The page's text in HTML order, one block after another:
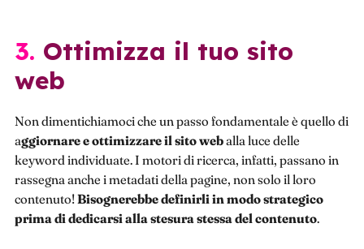
3. Ottimizza il tuo sito
web
Non dimentichiamoci che un passo fondamentale è quello di
aggiornare e ottimizzare il sito weballa luce delle
keyword individuate. I motori di ricerca, infatti, passano in
rassegna anche i metadati della pagine, non solo il loro
contenuto!Bisognerebbe definirli in modo strategico
prima di dedicarsi alla stesura stessa del contenuto.